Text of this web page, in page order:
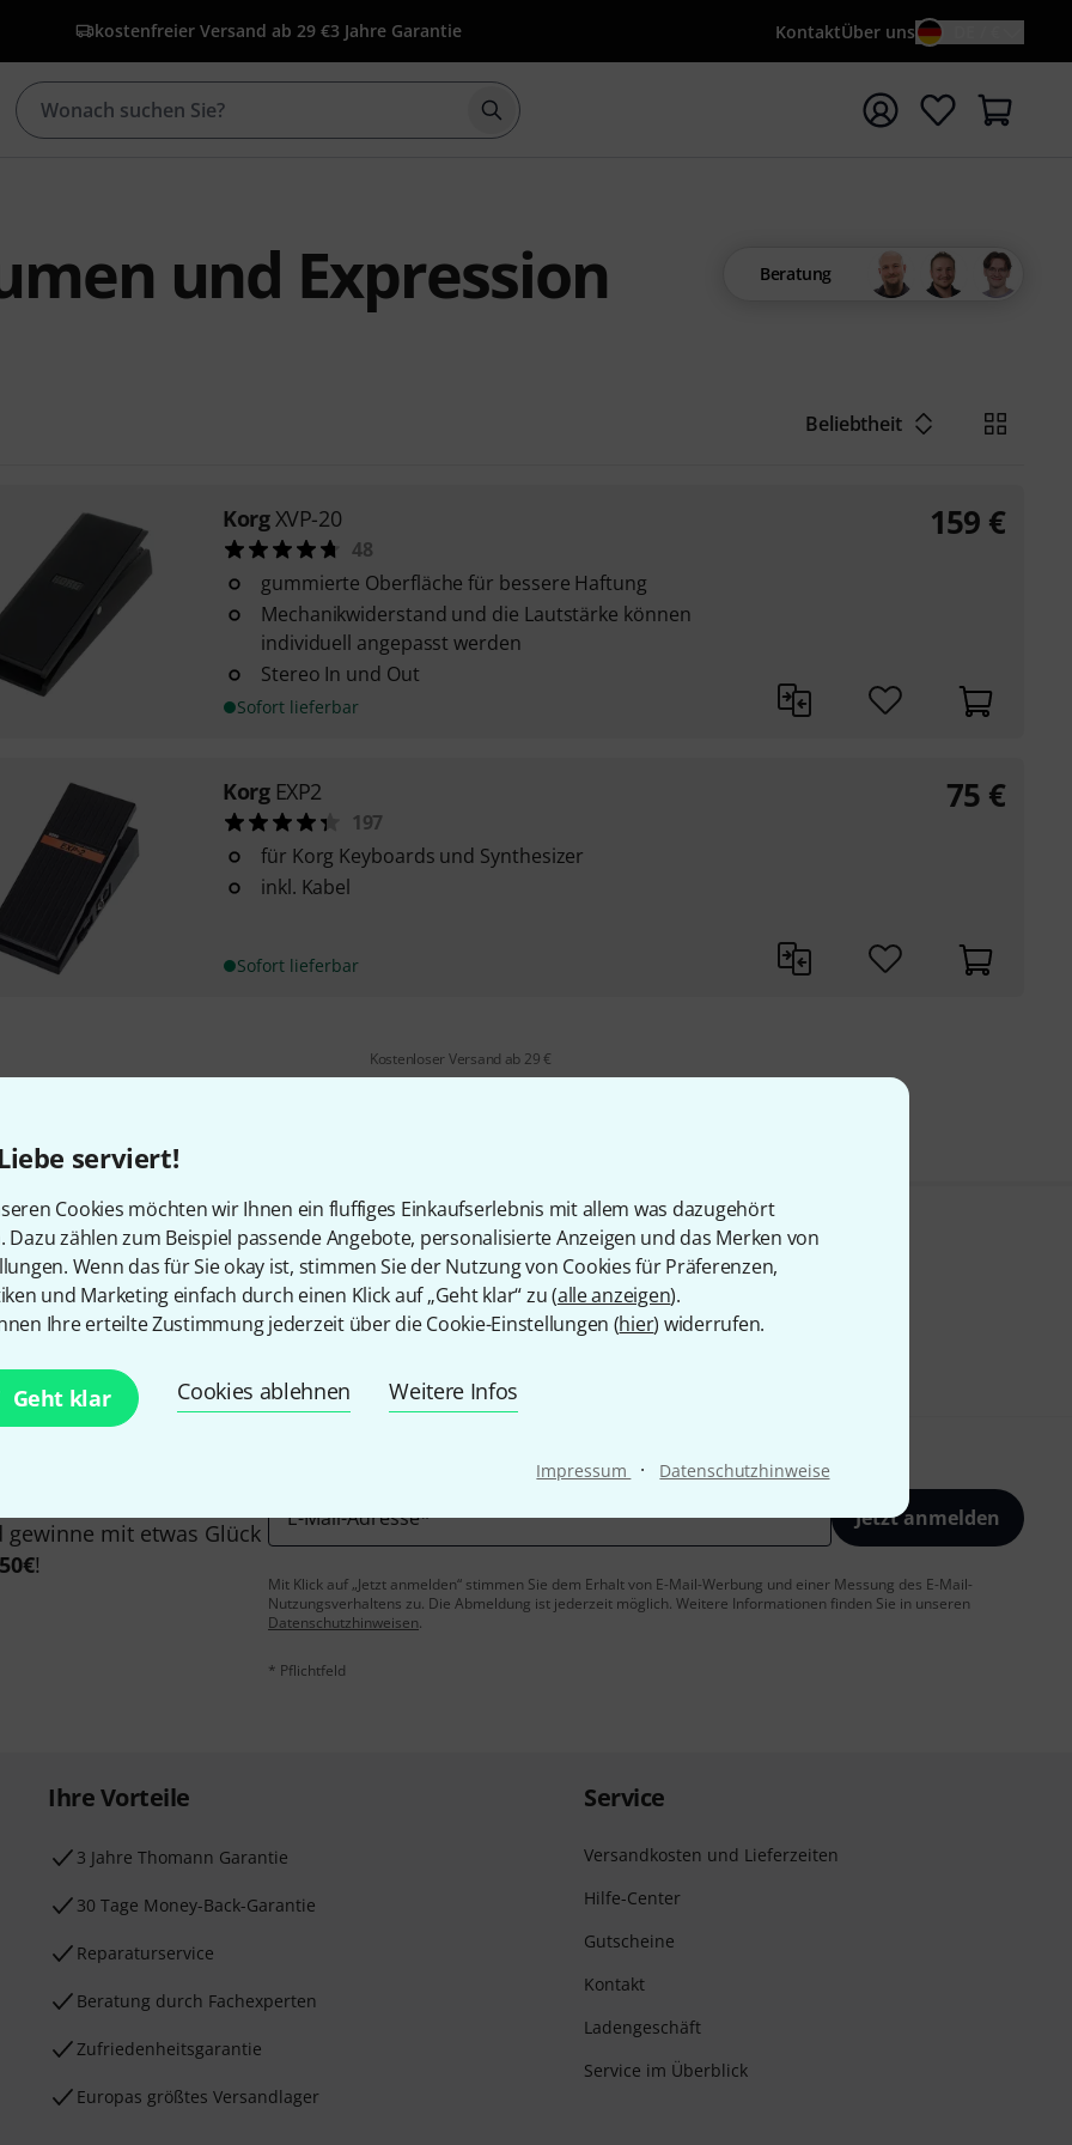
serviert!
Cookies möchten wir Ihnen ein fluffiges Einkaufserlebnis mit allem was dazugehört
Dazu zählen zum Beispiel passende Angebote, personalisierte Anzeigen und das Merken von
Wenn das für Sie okay ist, stimmen Sie der Nutzung von Cookies für Präferenzen,
und Marketing einfach durch einen Klick auf „Geht klar“ zu (alle anzeigen).
Ihre erteilte Zustimmung jederzeit über die Cookie-Einstellungen (hier) widerrufen.
Geht klar Cookies ablehnen Weitere Infos
Impressum · Datenschutzhinweise
kostenfreier Versand ab 29 €3 Jahre Garantie KontaktÜber uns
Suche mit Suchwort {searchTerm} starten
und Expression
Beratung
Beliebtheit
Korg XVP-20
48
gummierte Oberfläche für bessere Haftung
Mechanikwiderstand und die Lautstärke können
individuell angepasst werden
Stereo In und Out
Sofort lieferbar
159 €
Korg EXP2
197
für Korg Keyboards und Synthesizer
inkl. Kabel
Sofort lieferbar
75 €
Kostenloser Versand ab 29 €
Gefällt Ihnen, was Sie sehen?
Teilen Hilfe & Feedback
mit etwas Glück
50€!
E-Mail-Adresse* Jetzt anmelden
Mit Klick auf „Jetzt anmelden“ stimmen Sie dem Erhalt von E-Mail-Werbung und einer Messung des E-Mail-
Nutzungsverhaltens zu. Die Abmeldung ist jederzeit möglich. Weitere Informationen finden Sie in unseren
Datenschutzhinweisen.
* Pflichtfeld
Ihre Vorteile
3 Jahre Thomann Garantie
30 Tage Money-Back-Garantie
Reparaturservice
Beratung durch Fachexperten
Zufriedenheitsgarantie
Europas größtes Versandlager
Service
Versandkosten und Lieferzeiten
Hilfe-Center
Gutscheine
Kontakt
Ladengeschäft
Service im Überblick